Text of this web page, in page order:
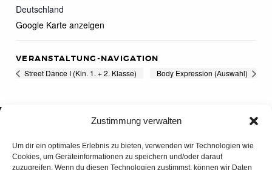
Zustimmung verwalten
Um dir ein optimales Erlebnis zu bieten, verwenden wir Technologien wie
Cookies, um Geräteinformationen zu speichern und/oder darauf
zuzugreifen. Wenn du diesen Technologien zustimmst, können wir Daten
Deutschland
Google Karte anzeigen
VERANSTALTUNG-NAVIGATION
Street Dance I (Kin. 1. + 2. Klasse) Body Expression (Auswahl)